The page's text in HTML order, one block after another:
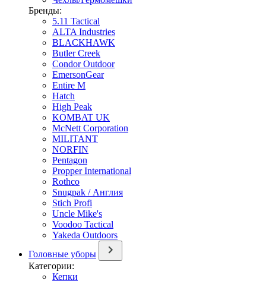
Бренды:
5.11 Tactical
ALTA Industries
BLACKHAWK
Butler Creek
Condor Outdoor
EmersonGear
Entire M
Hatch
High Peak
KOMBAT UK
McNett Corporation
MILITANT
NORFIN
Pentagon
Propper International
Rothco
Snugpak / Англия
Stich Profi
Uncle Mike's
Voodoo Tactical
Yakeda Outdoors
Головные уборы
Категории:
Кепки